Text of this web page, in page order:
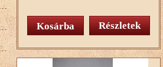
Részletek